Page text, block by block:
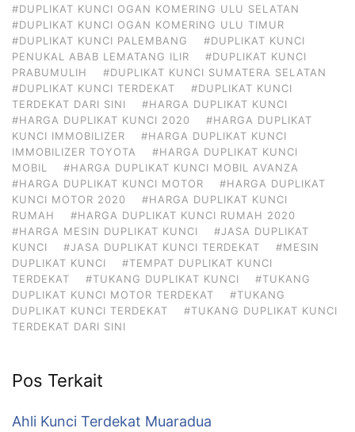
#DUPLIKAT KUNCI OGAN KOMERING ULU SELATAN
#DUPLIKAT KUNCI OGAN KOMERING ULU TIMUR
#DUPLIKAT KUNCI PALEMBANG
#DUPLIKAT KUNCI
PENUKAL ABAB LEMATANG ILIR
#DUPLIKAT KUNCI
PRABUMULIH
#DUPLIKAT KUNCI SUMATERA SELATAN
#DUPLIKAT KUNCI TERDEKAT
#DUPLIKAT KUNCI
TERDEKAT DARI SINI
#HARGA DUPLIKAT KUNCI
#HARGA DUPLIKAT KUNCI 2020
#HARGA DUPLIKAT
KUNCI IMMOBILIZER
#HARGA DUPLIKAT KUNCI
IMMOBILIZER TOYOTA
#HARGA DUPLIKAT KUNCI
MOBIL
#HARGA DUPLIKAT KUNCI MOBIL AVANZA
#HARGA DUPLIKAT KUNCI MOTOR
#HARGA DUPLIKAT
KUNCI MOTOR 2020
#HARGA DUPLIKAT KUNCI
RUMAH
#HARGA DUPLIKAT KUNCI RUMAH 2020
#HARGA MESIN DUPLIKAT KUNCI
#JASA DUPLIKAT
KUNCI
#JASA DUPLIKAT KUNCI TERDEKAT
#MESIN
DUPLIKAT KUNCI
#TEMPAT DUPLIKAT KUNCI
TERDEKAT
#TUKANG DUPLIKAT KUNCI
#TUKANG
DUPLIKAT KUNCI MOTOR TERDEKAT
#TUKANG
DUPLIKAT KUNCI TERDEKAT
#TUKANG DUPLIKAT KUNCI
TERDEKAT DARI SINI
Pos Terkait
Ahli Kunci Terdekat Muaradua